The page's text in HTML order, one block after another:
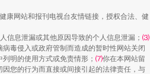
山西：不断增强治理腐败综合效能
康网站和报刊电视台友情链接，授权合法、健
信息泄漏或其他原因导致的个人信息泄漏； ⑶
毒侵入或政府管制而造成的暂时性网站关闭
明的使用方式或免责情形； ⑺你在本网站留
您的行为而直接或间接引起的法律责任，与